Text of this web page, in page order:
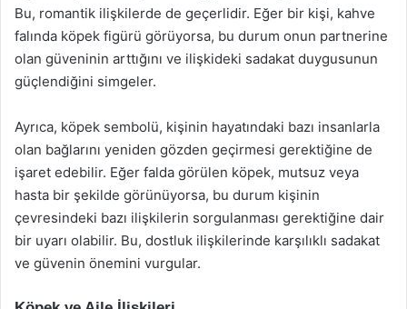
Bu, romantik ilişkilerde de geçerlidir. Eğer bir kişi, kahve
falında köpek figürü görüyorsa, bu durum onun partnerine
olan güveninin arttığını ve ilişkideki sadakat duygusunun
güçlendiğini simgeler.
Ayrıca, köpek sembolü, kişinin hayatındaki bazı insanlarla
olan bağlarını yeniden gözden geçirmesi gerektiğine de
işaret edebilir. Eğer falda görülen köpek, mutsuz veya
hasta bir şekilde görünüyorsa, bu durum kişinin
çevresindeki bazı ilişkilerin sorgulanması gerektiğine dair
bir uyarı olabilir. Bu, dostluk ilişkilerinde karşılıklı sadakat
ve güvenin önemini vurgular.